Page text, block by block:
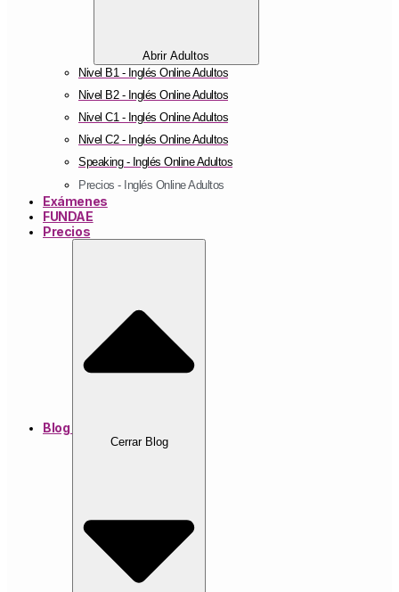
Abrir Adultos
Nivel B1 - Inglés Online Adultos
Nivel B2 - Inglés Online Adultos
Nivel C1 - Inglés Online Adultos
Nivel C2 - Inglés Online Adultos
Speaking - Inglés Online Adultos
Precios - Inglés Online Adultos
Exámenes
FUNDAE
Precios
Blog
Cerrar Blog